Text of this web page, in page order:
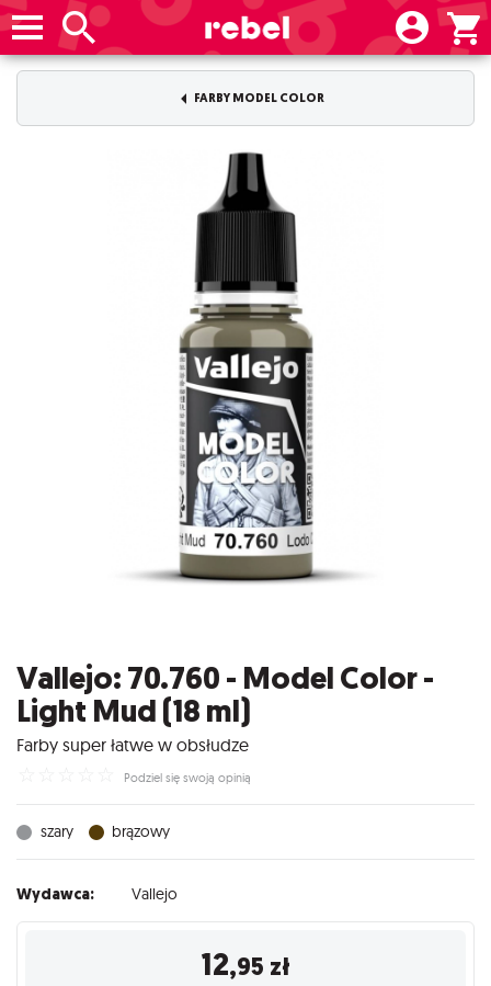
FARBY MODEL COLOR
Vallejo: 70.760 - Model Color -
Light Mud (18 ml)
Farby super łatwe w obsłudze
Podziel się swoją opinią
szary brązowy
Wydawca: Vallejo
12,95 zł